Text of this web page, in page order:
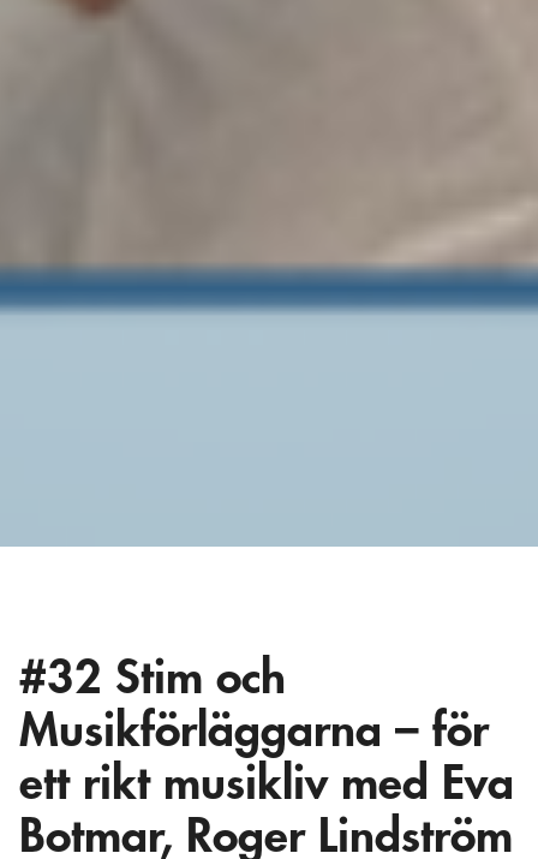
#32 Stim och
Musikförläggarna – för
ett rikt musikliv med Eva
Botmar, Roger Lindström